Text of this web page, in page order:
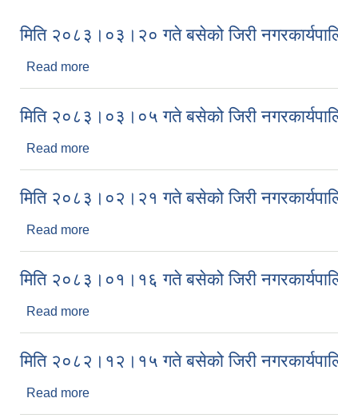
मिति २०८३।०३।२० गते बसेको जिरी
Read more
मिति २०८३।०३।०५ गते बसेको जिरी
Read more
मिति २०८३।०२।२१ गते बसेको जिरी
Read more
मिति २०८३।०१।१६ गते बसेको जिरी
Read more
मिति २०८२।१२।१५ गते बसेको जिरी
Read more